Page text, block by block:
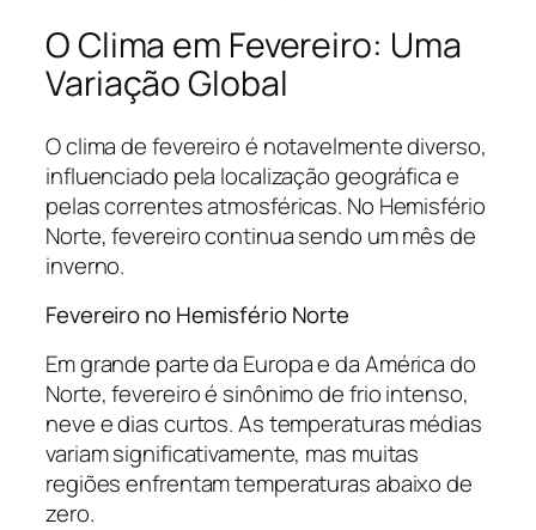
O Clima em Fevereiro: Uma
Variação Global
O clima de fevereiro é notavelmente diverso,
influenciado pela localização geográfica e
pelas correntes atmosféricas. No Hemisfério
Norte, fevereiro continua sendo um mês de
inverno.
Fevereiro no Hemisfério Norte
Em grande parte da Europa e da América do
Norte, fevereiro é sinônimo de frio intenso,
neve e dias curtos. As temperaturas médias
variam significativamente, mas muitas
regiões enfrentam temperaturas abaixo de
zero.